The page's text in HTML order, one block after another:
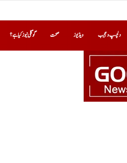
دلچسپ و عجیب ویڈیوز صحت گوگلی نیوز کیا ہے؟